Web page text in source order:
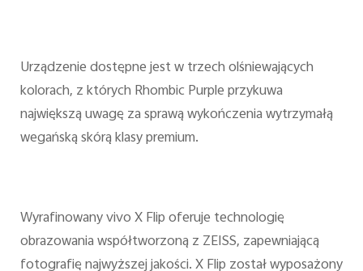
Urządzenie dostępne jest w trzech olśniewających
kolorach, z których Rhombic Purple przykuwa
największą uwagę za sprawą wykończenia wytrzymałą
wegańską skórą klasy premium.
Wyrafinowany vivo X Flip oferuje technologię
obrazowania współtworzoną z ZEISS, zapewniającą
fotografię najwyższej jakości. X Flip został wyposażony